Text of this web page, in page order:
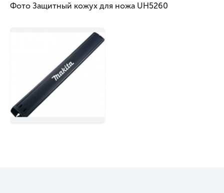
Фото Защитный кожух для ножа UH5260